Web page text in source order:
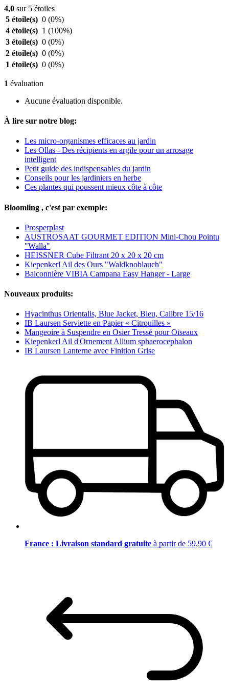
4,0 sur 5 étoiles
5 étoile(s) 0 (0%)
4 étoile(s) 1 (100%)
3 étoile(s) 0 (0%)
2 étoile(s) 0 (0%)
1 étoile(s) 0 (0%)
1 évaluation
Aucune évaluation disponible.
À lire sur notre blog:
Les micro-organismes efficaces au jardin
Les Ollas - Des récipients en argile pour un arrosage
intelligent
Petit guide des indispensables du jardin
Conseils pour les jardiniers en herbe
Ces plantes qui poussent mieux côte à côte
Bloomling , c'est par exemple:
Prosperplast
AUSTROSAAT GOURMET EDITION Mini-Chou Pointu
"Walla"
HEISSNER Cube Filtrant 20 x 20 x 20 cm
Kiepenkerl Ail des Ours "Waldknoblauch"
Balconnière VIBIA Campana Easy Hanger - Large
Nouveaux produits:
Hyacinthus Orientalis, Blue Jacket, Bleu, Calibre 15/16
IB Laursen Serviette en Papier « Citrouilles »
Mangeoire à Suspendre en Osier Tressé pour Oiseaux
Kiepenkerl Ail d'Ornement Allium sphaerocephalon
IB Laursen Lanterne avec Finition Grise
France : Livraison standard gratuite à partir de 59,90 €